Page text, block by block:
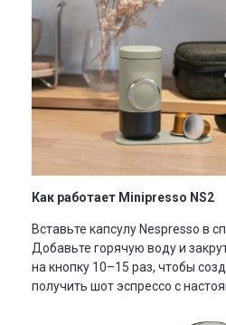
Как работает Minipresso NS2
Вставьте капсулу Nespresso в
Добавьте горячую воду и
на кнопку 10–15 раз, чтобы
получить шот эспрессо с